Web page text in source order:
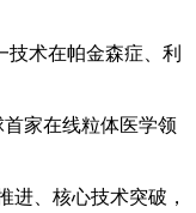
术在帕金森症、利
家在线粒体医学领
、核心技术突破，